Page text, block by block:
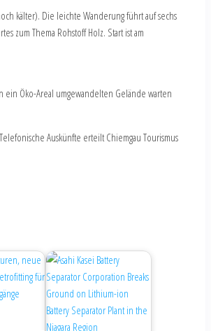
kälter). Die leichte Wanderung führt auf sechs
zum Thema Rohstoff Holz. Start ist am
ein Öko-Areal umgewandelten Gelände warten
Telefonische Auskünfte erteilt Chiemgau Tourismus